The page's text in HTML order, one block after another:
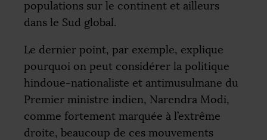
populations sur le continent et ailleurs
dans le Sud global.
Le dernier point, par exemple, explique
pourquoi on peut considérer la politique
hindoue-nationaliste et antimusulmane du
Premier ministre indien, Narendra Modi,
comme fortement marquée à l’extrême
droite, beaucoup de ces mouvements